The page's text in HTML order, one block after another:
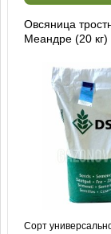
Овсяница
Меандре (20 кг)
Сорт